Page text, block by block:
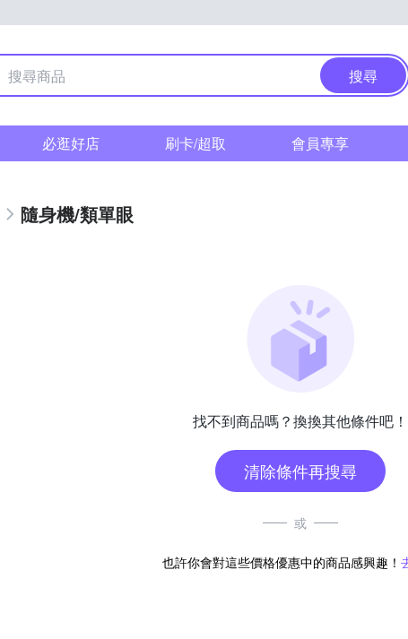
搜尋
必逛好店 刷卡/超取 會員專享
隨身機/類單眼
找不到商品嗎？換換其他條件吧！
清除條件再搜尋
或
也許你會對這些價格優惠中的商品感興趣！